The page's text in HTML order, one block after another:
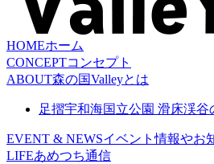
HOMEホーム
CONCEPTコンセプト
ABOUT森の国Valleyとは
足摺宇和海国立公園 滑床渓谷
EVENT & NEWSイベント情報やお
LIFEあめつち通信